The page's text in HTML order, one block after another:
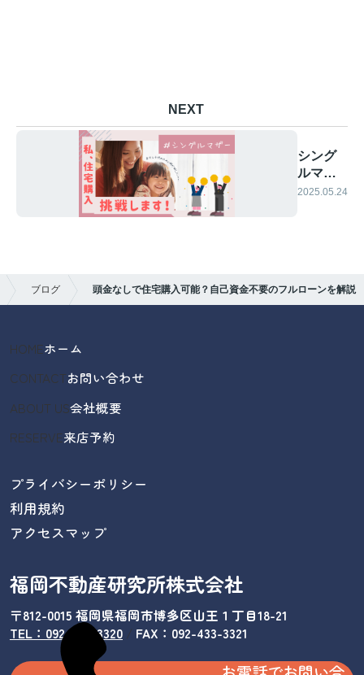
NEXT
シング
ルマザ
ーの住
を解説
2025.05.24
ブログ 頭金なしで住宅購入可能？自己資金不要のフルローンを解説
HOMEホーム
CONTACTお問い合わせ
ABOUT US会社概要
RESERVE来店予約
プライバシーポリシー
利用規約
アクセスマップ
福岡不動産研究所株式会社
〒812-0015 福岡県福岡市博多区山王１丁目18-21
TEL：092-433-3320/ FAX：092-433-3321